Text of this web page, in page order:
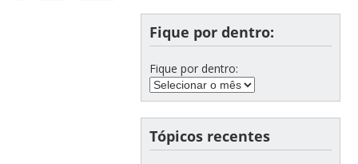
Fique por dentro:
Fique por dentro:
Tópicos recentes